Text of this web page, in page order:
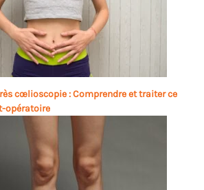
cœlioscopie : Comprendre et traiter ce
opératoire